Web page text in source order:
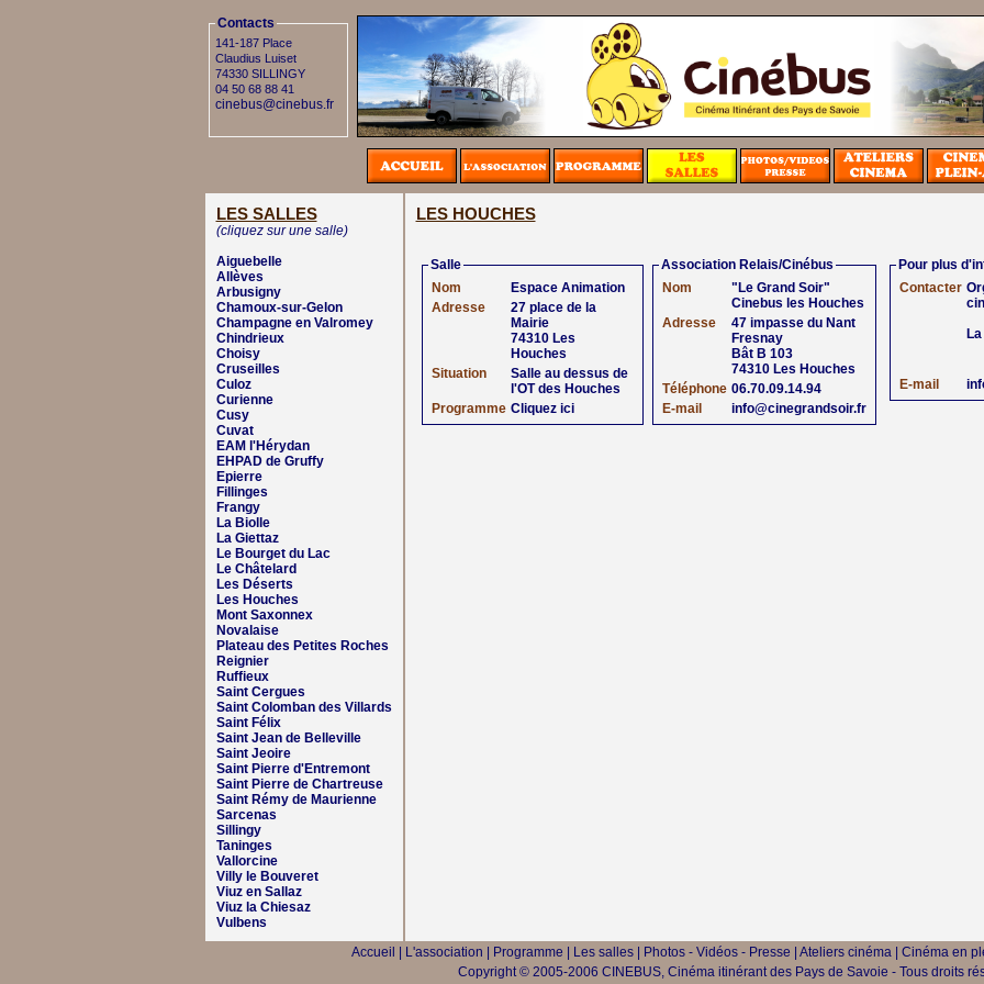
Contacts
141-187 Place
Claudius Luiset
74330 SILLINGY
04 50 68 88 41
cinebus@cinebus.fr
LES SALLES
(cliquez sur une salle)
Aiguebelle
Allèves
Arbusigny
Chamoux-sur-Gelon
Champagne en Valromey
Chindrieux
Choisy
Cruseilles
Culoz
Curienne
Cusy
Cuvat
EAM l'Hérydan
EHPAD de Gruffy
Epierre
Fillinges
Frangy
La Biolle
La Giettaz
Le Bourget du Lac
Le Châtelard
Les Déserts
Les Houches
Mont Saxonnex
Novalaise
Plateau des Petites Roches
Reignier
Ruffieux
Saint Cergues
Saint Colomban des Villards
Saint Félix
Saint Jean de Belleville
Saint Jeoire
Saint Pierre d'Entremont
Saint Pierre de Chartreuse
Saint Rémy de Maurienne
Sarcenas
Sillingy
Taninges
Vallorcine
Villy le Bouveret
Viuz en Sallaz
Viuz la Chiesaz
Vulbens
LES HOUCHES
Salle
Nom
Espace Animation
Adresse
27 place de la
Mairie
74310 Les
Houches
Situation
Salle au dessus de
l'OT des Houches
Programme Cliquez ici
Association Relais/Cinébus
Nom
"Le Grand Soir"
Cinebus les Houches
Adresse
47 impasse du Nant
Fresnay
Bât B 103
74310 Les Houches
Téléphone 06.70.09.14.94
E-mail
info@cinegrandsoir.fr
Pour plus
Contacter
E-mail
Accueil L'association Programme Les salles Photos - Vidéos - Presse Ateliers cinéma Cinéma en
Copyright © 2005-2006 CINEBUS, Cinéma itinérant des Pays de Savoie - Tous droits